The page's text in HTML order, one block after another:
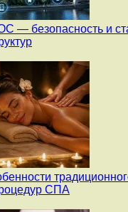
— безопасность и
СПА